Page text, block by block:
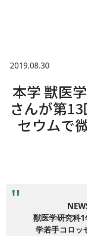
2019.08.30
本学 獣医
さんが第
セウムで
獣医学研究科
学若手コロッ